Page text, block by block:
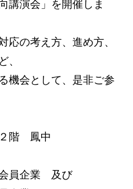
講演会」を開催しま
応の考え方、進め方、
、
機会として、是非ご参
階 鳳中
員企業 及び